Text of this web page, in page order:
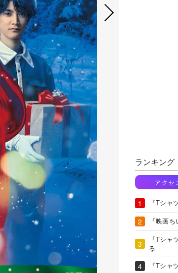
ランキング
アクセ
『Tシ
『映画
『Tシ
る
『Tシ